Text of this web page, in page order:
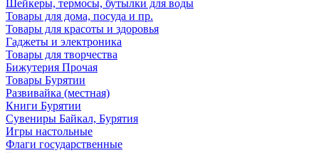
Шейкеры, термосы, бутылки для воды
Товары для дома, посуда и пр.
Товары для красоты и здоровья
Гаджеты и электроника
Товары для творчества
Бижутерия Прочая
Товары Бурятии
Развивайка (местная)
Книги Бурятии
Сувениры Байкал, Бурятия
Игры настольные
Флаги государственные